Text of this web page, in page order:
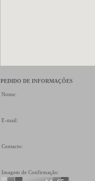
PEDIDO DE INFORMAÇÕES
Nome:
E-mail:
Contacto:
Imagem de Confirmação: